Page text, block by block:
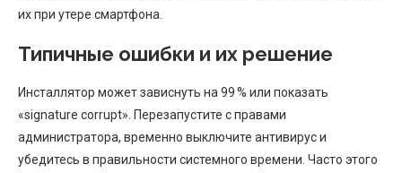
их при утере смартфона.
Типичные ошибки и их решение
Инсталлятор может зависнуть на 99 % или показать
«signature corrupt». Перезапустите с правами
администратора, временно выключите антивирус и
убедитесь в правильности системного времени. Часто этого